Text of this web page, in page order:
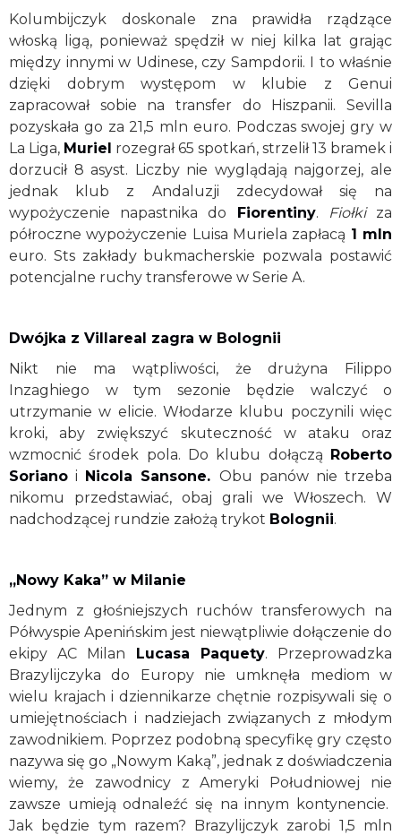
Kolumbijczyk doskonale zna prawidła rządzące
włoską ligą, ponieważ spędził w niej kilka lat grając
między innymi w Udinese, czy Sampdorii. I to właśnie
dzięki dobrym występom w klubie z Genui
zapracował sobie na transfer do Hiszpanii. Sevilla
pozyskała go za 21,5 mln euro. Podczas swojej gry w
La Liga, Muriel rozegrał 65 spotkań, strzelił 13 bramek i
dorzucił 8 asyst. Liczby nie wyglądają najgorzej, ale
jednak klub z Andaluzji zdecydował się na
wypożyczenie napastnika do Fiorentiny. Fiołki za
półroczne wypożyczenie Luisa Muriela zapłacą 1 mln
euro. Sts zakłady bukmacherskie pozwala postawić
potencjalne ruchy transferowe w Serie A.
Dwójka z Villareal zagra w Bolognii
Nikt nie ma wątpliwości, że drużyna Filippo
Inzaghiego w tym sezonie będzie walczyć o
utrzymanie w elicie. Włodarze klubu poczynili więc
kroki, aby zwiększyć skuteczność w ataku oraz
wzmocnić środek pola. Do klubu dołączą Roberto
Soriano i Nicola Sansone. Obu panów nie trzeba
nikomu przedstawiać, obaj grali we Włoszech. W
nadchodzącej rundzie założą trykot Bolognii.
„Nowy Kaka” w Milanie
Jednym z głośniejszych ruchów transferowych na
Półwyspie Apenińskim jest niewątpliwie dołączenie do
ekipy AC Milan Lucasa Paquety. Przeprowadzka
Brazylijczyka do Europy nie umknęła mediom w
wielu krajach i dziennikarze chętnie rozpisywali się o
umiejętnościach i nadziejach związanych z młodym
zawodnikiem. Poprzez podobną specyfikę gry często
nazywa się go „Nowym Kaką”, jednak z doświadczenia
wiemy, że zawodnicy z Ameryki Południowej nie
zawsze umieją odnaleźć się na innym kontynencie.
Jak będzie tym razem? Brazylijczyk zarobi 1,5 mln